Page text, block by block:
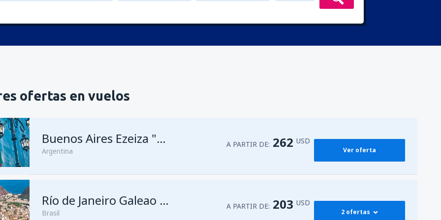
ofertas en vuelos
Buenos Aires Ezeiza "Ministro Pistarini"
Argentina
A PARTIR DE: 262 USD
Ver oferta
Río de Janeiro Galeao - Antonio Carlos Jobim
Brasil
A PARTIR DE: 203 USD
2 ofertas